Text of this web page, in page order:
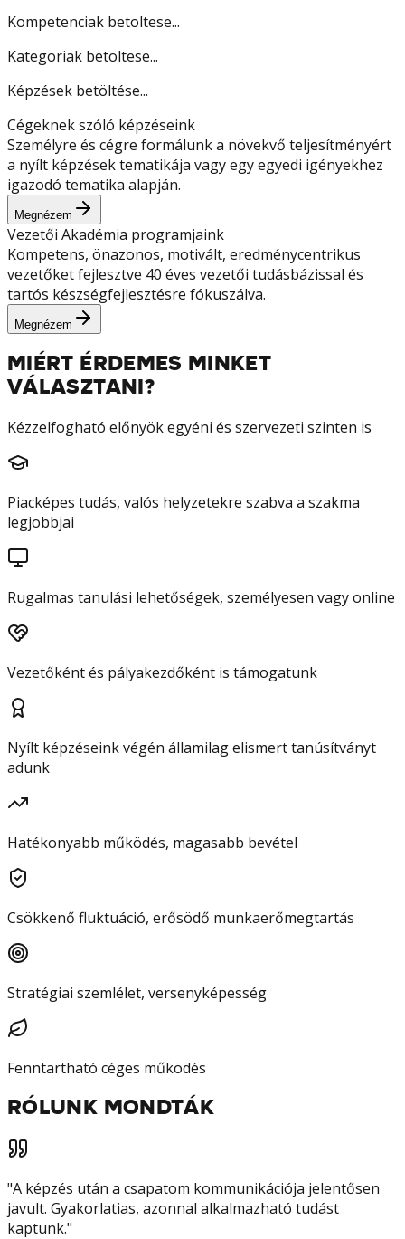
Kompetenciak betoltese...
Kategoriak betoltese...
Képzések betöltése...
Cégeknek szóló képzéseink
Személyre és cégre formálunk a növekvő teljesítményért
a nyílt képzések tematikája vagy egy egyedi igényekhez
igazodó tematika alapján.
Megnézem
Vezetői Akadémia programjaink
Kompetens, önazonos, motivált, eredménycentrikus
vezetőket fejlesztve 40 éves vezetői tudásbázissal és
tartós készségfejlesztésre fókuszálva.
Megnézem
MIÉRT ÉRDEMES MINKET
VÁLASZTANI?
Kézzelfogható előnyök egyéni és szervezeti szinten is
Piacképes tudás, valós helyzetekre szabva a szakma
legjobbjai
Rugalmas tanulási lehetőségek, személyesen vagy online
Vezetőként és pályakezdőként is támogatunk
Nyílt képzéseink végén államilag elismert tanúsítványt
adunk
Hatékonyabb működés, magasabb bevétel
Csökkenő fluktuáció, erősödő munkaerőmegtartás
Stratégiai szemlélet, versenyképesség
Fenntartható céges működés
RÓLUNK MONDTÁK
"A képzés után a csapatom kommunikációja jelentősen
javult. Gyakorlatias, azonnal alkalmazható tudást
kaptunk."